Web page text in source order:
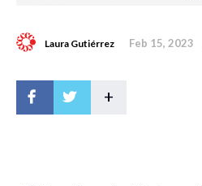
Laura Gutiérrez Feb 15, 2023
+